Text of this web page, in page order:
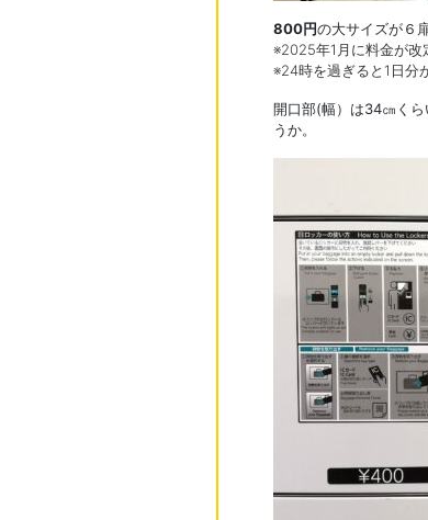
800円の大サイズが６扉
※2025年1月に料金が改
※24時を過ぎると1日分
開口部(幅）は34㎝く
うか。